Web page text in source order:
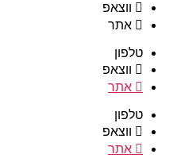
ווצאפ
אתר
טלפון
ווצאפ
אתר
טלפון
ווצאפ
אתר